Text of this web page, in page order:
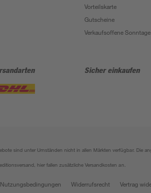
Vorteilskarte
Gutscheine
Verkaufsoffene Sonntage
Sicher einkaufen
sind unter Umständen nicht in allen Märkten verfügbar.
hier fallen zusätzliche Versandkosten an.
Nutzungsbedingungen Widerrufsrecht Vertrag